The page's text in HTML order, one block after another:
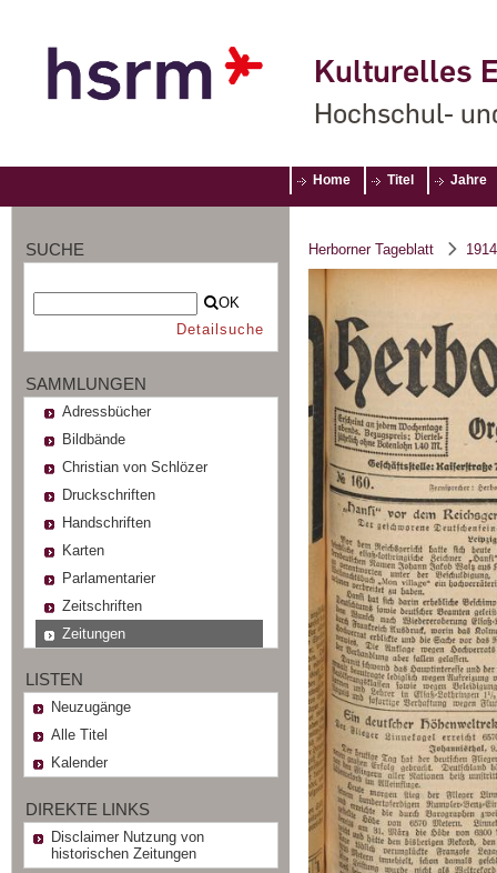
Kulturelles
Hochschul-
Home Titel Jahre
SUCHE
OK
Detailsuche
SAMMLUNGEN
Adressbücher
Bildbände
Christian von Schlözer
Druckschriften
Handschriften
Karten
Parlamentarier
Zeitschriften
Zeitungen
LISTEN
Neuzugänge
Alle Titel
Kalender
DIREKTE LINKS
Disclaimer Nutzung von
historischen Zeitungen
Herborner Tageblatt 1914